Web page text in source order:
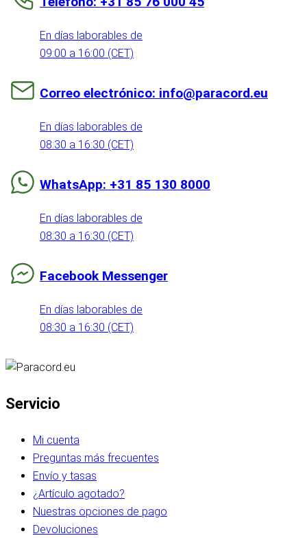
En días laborables de
09:00 a 16:00 (CET)
Correo electrónico: info@paracord.eu
En días laborables de
08:30 a 16:30 (CET)
WhatsApp: +31 85 130 8000
En días laborables de
08:30 a 16:30 (CET)
Facebook Messenger
En días laborables de
08:30 a 16:30 (CET)
Servicio
Mi cuenta
Preguntas más frecuentes
Envío y tasas
¿Artículo agotado?
Nuestras opciones de pago
Devoluciones